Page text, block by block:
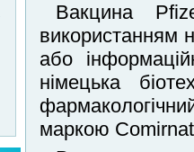
Вакцина
використанням
або
німецька
маркою